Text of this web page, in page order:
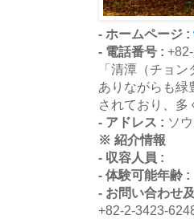
- ホームページ :
- 電話番号 :
「清潭（チョ
ありながらも緑
されており、多
- アドレス : ソ
※ 紹介情報
- 収容人員 :
- 体験可能年齢 :
- お問い合わせ
+82-2-3423-